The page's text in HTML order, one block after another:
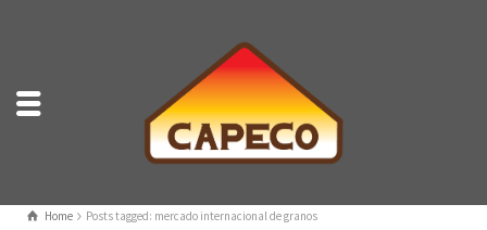
Home Posts tagged: mercado internacional de granos